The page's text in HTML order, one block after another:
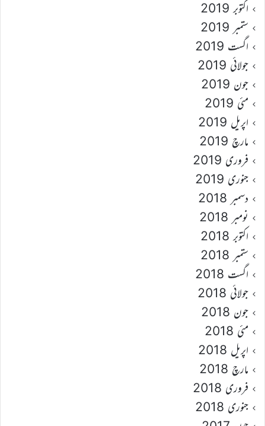
اکتوبر 2019
ستمبر 2019
اگست 2019
جولائی 2019
جون 2019
مئی 2019
اپریل 2019
مارچ 2019
فروری 2019
جنوری 2019
دسمبر 2018
نومبر 2018
اکتوبر 2018
ستمبر 2018
اگست 2018
جولائی 2018
جون 2018
مئی 2018
اپریل 2018
مارچ 2018
فروری 2018
جنوری 2018